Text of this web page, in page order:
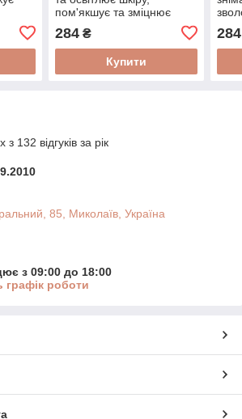
пом'якшує та зміцнює
Біоактив
284₴
Купити
284
132 відгуків за рік
85, Миколаїв, Україна
з 09:00 до 18:00
графік роботи